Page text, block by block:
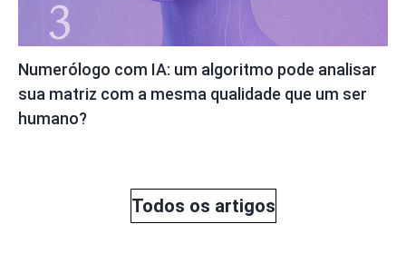
Numerólogo com IA: um algoritmo pode analisar
sua matriz com a mesma qualidade que um ser
humano?
Todos os artigos